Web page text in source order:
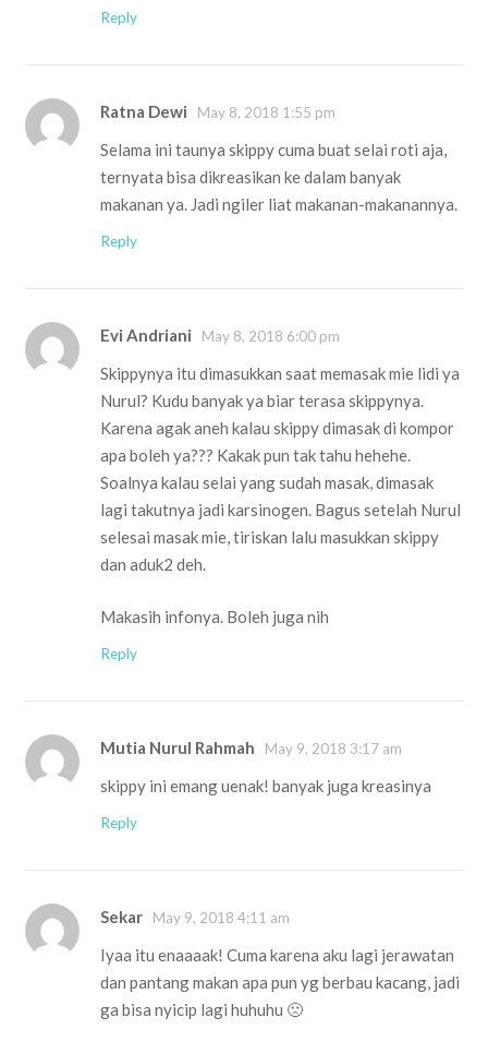
Reply
Ratna Dewi May 8, 2018 1:55 pm
Selama ini taunya skippy cuma buat selai roti aja,
ternyata bisa dikreasikan ke dalam banyak
makanan ya. Jadi ngiler liat makanan-makanannya.
Reply
Evi Andriani May 8, 2018 6:00 pm
Skippynya itu dimasukkan saat memasak mie lidi ya
Nurul? Kudu banyak ya biar terasa skippynya.
Karena agak aneh kalau skippy dimasak di kompor
apa boleh ya??? Kakak pun tak tahu hehehe.
Soalnya kalau selai yang sudah masak, dimasak
lagi takutnya jadi karsinogen. Bagus setelah Nurul
selesai masak mie, tiriskan lalu masukkan skippy
dan aduk2 deh.
Makasih infonya. Boleh juga nih
Reply
Mutia Nurul Rahmah May 9, 2018 3:17 am
skippy ini emang uenak! banyak juga kreasinya
Reply
Sekar May 9, 2018 4:11 am
Iyaa itu enaaaak! Cuma karena aku lagi jerawatan
dan pantang makan apa pun yg berbau kacang, jadi
ga bisa nyicip lagi huhuhu 🙁